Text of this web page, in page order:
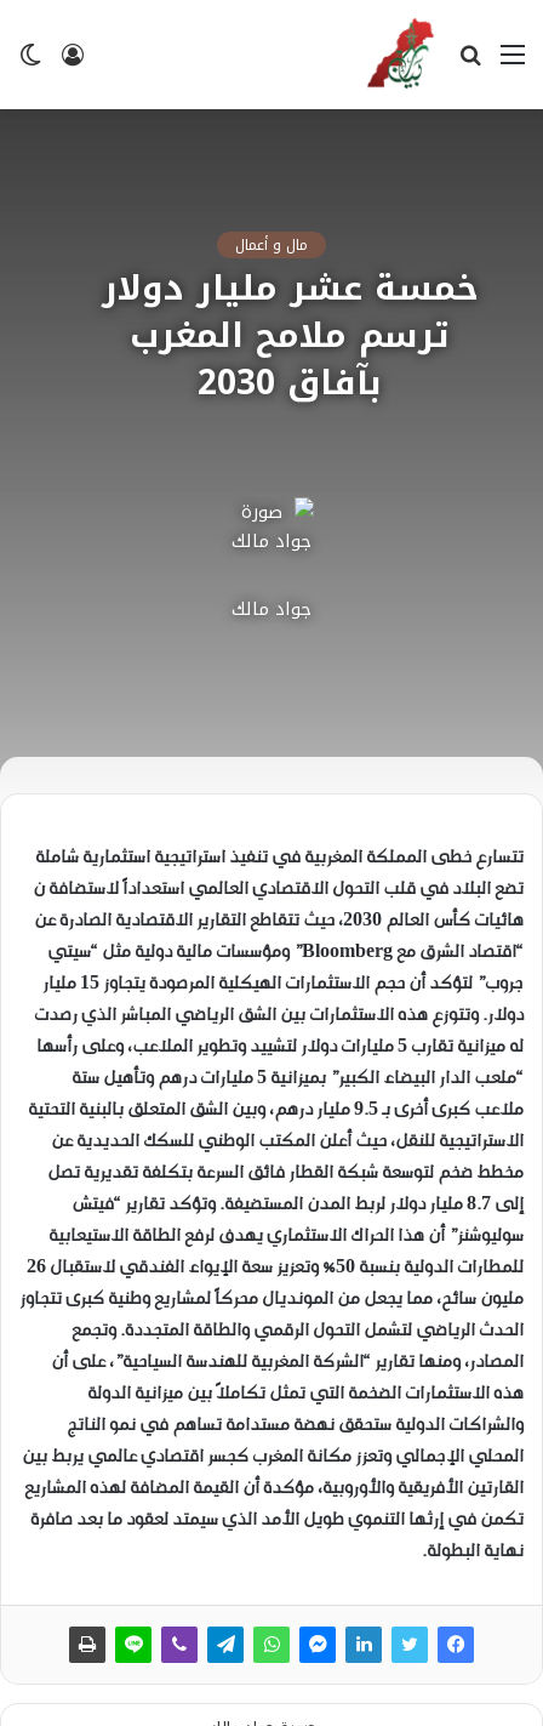
تسجيل
القائمة بحث
مال و أعمال
خمسة عشر مليار دولار
ترسم ملامح المغرب
بآفاق 2030
جواد مالك
​تتسارع خطى المملكة المغربية في تنفيذ استراتيجية استثمارية شاملة
تضع البلاد في قلب التحول الاقتصادي العالمي استعداداً لاستضافة ن
هائيات كأس العالم 2030، حيث تتقاطع التقارير الاقتصادية الصادرة عن
“اقتصاد الشرق مع Bloomberg” ومؤسسات مالية دولية مثل “سيتي
جروب” لتؤكد أن حجم الاستثمارات الهيكلية المرصودة يتجاوز 15 مليار
دولار. وتتوزع هذه الاستثمارات بين الشق الرياضي المباشر الذي رصدت
له ميزانية تقارب 5 مليارات دولار لتشييد وتطوير الملاعب، وعلى رأسها
“ملعب الدار البيضاء الكبير” بميزانية 5 مليارات درهم وتأهيل ستة
ملاعب كبرى أخرى بـ 9.5 مليار درهم، وبين الشق المتعلق بالبنية التحتية
الاستراتيجية للنقل، حيث أعلن المكتب الوطني للسكك الحديدية عن
مخطط ضخم لتوسعة شبكة القطار فائق السرعة بتكلفة تقديرية تصل
إلى 8.7 مليار دولار لربط المدن المستضيفة. وتؤكد تقارير “فيتش
سوليوشنز” أن هذا الحراك الاستثماري يهدف لرفع الطاقة الاستيعابية
للمطارات الدولية بنسبة 50% وتعزيز سعة الإيواء الفندقي لاستقبال 26
مليون سائح، مما يجعل من المونديال محركاً لمشاريع وطنية كبرى تتجاوز
الحدث الرياضي لتشمل التحول الرقمي والطاقة المتجددة. وتجمع
المصادر، ومنها تقارير “الشركة المغربية للهندسة السياحية”، على أن
هذه الاستثمارات الضخمة التي تمثل تكاملاً بين ميزانية الدولة
والشراكات الدولية ستحقق نهضة مستدامة تساهم في نمو الناتج
المحلي الإجمالي وتعزز مكانة المغرب كجسر اقتصادي عالمي يربط بين
القارتين الأفريقية والأوروبية، مؤكدة أن القيمة المضافة لهذه المشاريع
تكمن في إرثها التنموي طويل الأمد الذي سيمتد لعقود ما بعد صافرة
نهاية البطولة.